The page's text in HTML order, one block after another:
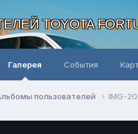
TOYOTA
Галерея События
пользователей IMG-